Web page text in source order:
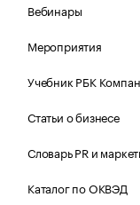
Вебинары
Мероприятия
Учебник РБК
Статьи о бизнесе
Словарь PR и
Каталог по ОКВЭД